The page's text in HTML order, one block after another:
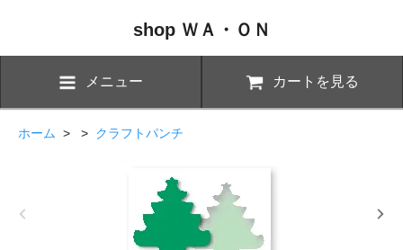
shop ＷＡ・ＯＮ
メニュー カートを見る
ホーム > > クラフトパンチ